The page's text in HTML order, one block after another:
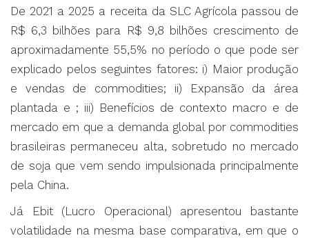
De 2021 a 2025 a receita da SLC Agrícola passou de
R$ 6,3 bilhões para R$ 9,8 bilhões crescimento de
aproximadamente 55,5% no período o que pode ser
explicado pelos seguintes fatores: i) Maior produção
e vendas de commodities; ii) Expansão da área
plantada e ; iii) Benefícios de contexto macro e de
mercado em que a demanda global por commodities
brasileiras permaneceu alta, sobretudo no mercado
de soja que vem sendo impulsionada principalmente
pela China.
Já Ebit (Lucro Operacional) apresentou bastante
volatilidade na mesma base comparativa, em que o